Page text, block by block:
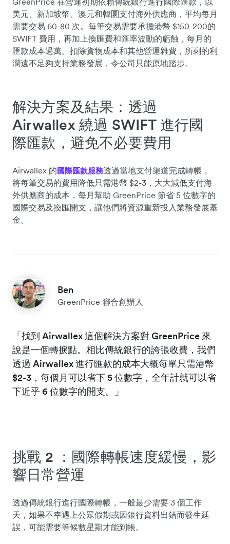
美元、新加坡幣、澳元和韓圜支付海外供應商，平均每月
需要交易 60-80 次。每筆交易需要承擔港幣 $150-200的
SWIFT 費用，再加上換匯費和匯率波動的虧蝕，每月的
匯款成本過萬。扣除貨物成本和其他營運雜費，所剩的利
潤遠不足夠支持業務發展，令公司只能原地踏步。
解決方案及結果：透過
Airwallex 繞過 SWIFT 進行國
際匯款，避免不必要費用
Airwallex 的國際匯款服務透過當地支付渠道完成轉帳，
將每筆交易的費用降低只需港幣 $2-3，大大減低支付海
外供應商的成本，每月幫助 GreenPrice 節省 5 位數字的
國際交易及換匯開支，讓他們將資源重新投入業務發展基
金。
Ben
GreenPrice 聯合創辦人
「找到 Airwallex 這個解決方案對 GreenPrice 來
說是一個轉捩點。相比傳統銀行的誇張收費，我們
透過 Airwallex 進行匯款的成本大概每單只需港幣
$2-3，每個月可以省下 5 位數字，全年計就可以省
下近乎 6 位數字的開支。」
挑戰 2 ：國際轉帳速度緩慢，影
響日常營運
透過傳統銀行進行國際轉帳，一般最少需要 3 個工作
天，如果不幸遇上公眾假期或因銀行資料出錯而發生延
誤，可能需要等候數星期才能到帳。